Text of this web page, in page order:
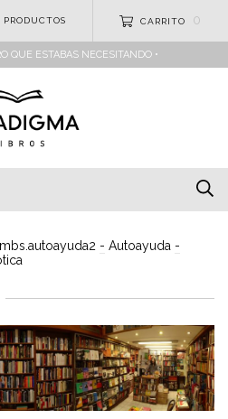
PRODUCTOS CARRITO 0
QUE ESTABAS NECESITANDO •
- Autoayuda -